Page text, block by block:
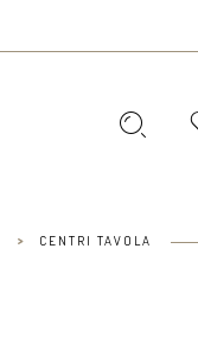
> CENTRI TAVOLA